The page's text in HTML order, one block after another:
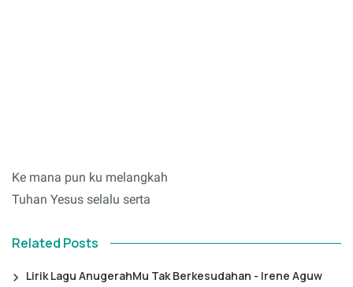
Ke mana pun ku melangkah
Tuhan Yesus selalu serta
Related Posts
Lirik Lagu AnugerahMu Tak Berkesudahan - Irene Aguw